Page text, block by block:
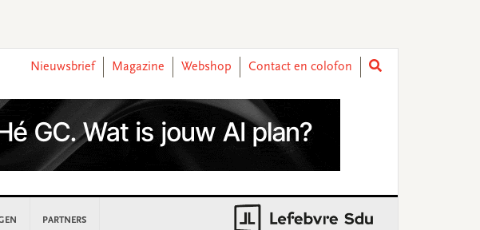
Nieuwsbrief
Magazine Webshop Contact en colofon
PARTNERS